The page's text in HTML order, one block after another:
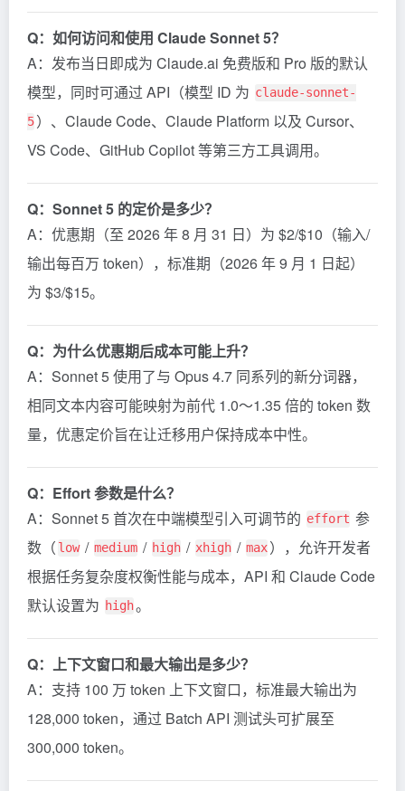
Q：如何访问和使用 Claude Sonnet 5？
A：发布当日即成为 Claude.ai 免费版和 Pro 版的默认
模型，同时可通过 API（模型 ID 为 claude-sonnet-
5）、Claude Code、Claude Platform 以及 Cursor、
VS Code、GitHub Copilot 等第三方工具调用。
Q：Sonnet 5 的定价是多少？
A：优惠期（至 2026 年 8 月 31 日）为 $2/$10（输入/
输出每百万 token），标准期（2026 年 9 月 1 日起）
为 $3/$15。
Q：为什么优惠期后成本可能上升？
A：Sonnet 5 使用了与 Opus 4.7 同系列的新分词器，
相同文本内容可能映射为前代 1.0～1.35 倍的 token 数
量，优惠定价旨在让迁移用户保持成本中性。
Q：Effort 参数是什么？
A：Sonnet 5 首次在中端模型引入可调节的 effort 参
数（ low / medium / high / xhigh / max），允许开发者
根据任务复杂度权衡性能与成本，API 和 Claude Code
默认设置为 high。
Q：上下文窗口和最大输出是多少？
A：支持 100 万 token 上下文窗口，标准最大输出为
128,000 token，通过 Batch API 测试头可扩展至
300,000 token。